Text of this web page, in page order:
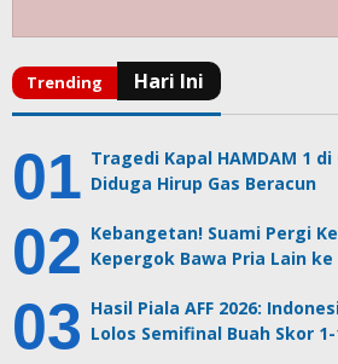
Tragedi Kapal HAMDAM 1
Diduga Hirup Gas Beracun
Kebangetan! Suami Pergi
Kepergok Bawa Pria Lain ke
Hasil Piala AFF 2026:
Lolos Semifinal Buah Skor 1-